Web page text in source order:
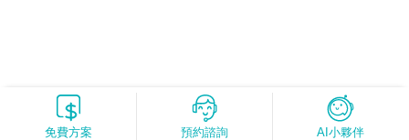
免費方案 預約諮詢 AI小夥伴